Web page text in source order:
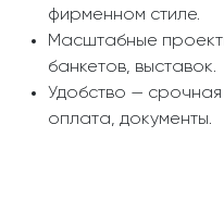
фирменном стиле.
Масштабные
банкетов, выставок.
Удобство —
оплата, документы.